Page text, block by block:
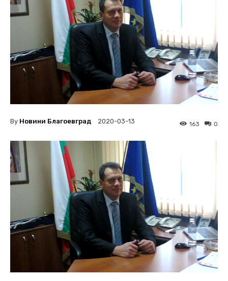
By Новини Благоевград 2020-03-13 0
163